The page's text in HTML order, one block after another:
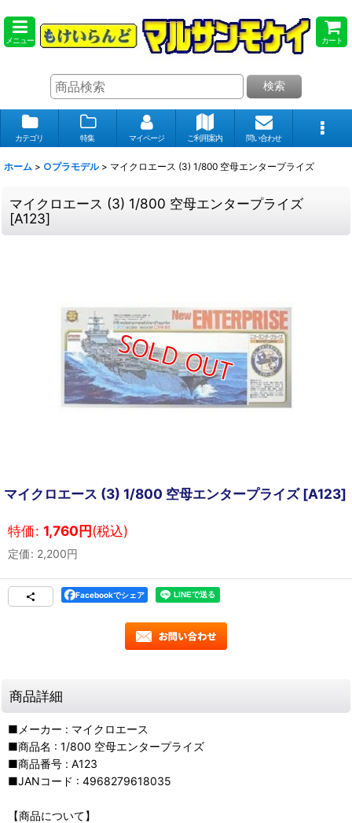
メニュー カート
検索
カテゴリ 特集 マイページ ご利用案内 問い合わせ
ホーム > ○プラモデル > マイクロエース (3) 1/800 空母エンタープライズ
マイクロエース (3) 1/800 空母エンタープライズ
[A123]
マイクロエース (3) 1/800 空母エンタープライズ[A123]
特価: 1,760円(税込)
定価: 2,200円
Facebookでシェア
商品詳細
■メーカー : マイクロエース
■商品名 : 1/800 空母エンタープライズ
■商品番号 : A123
■JANコード : 4968279618035
【商品について】